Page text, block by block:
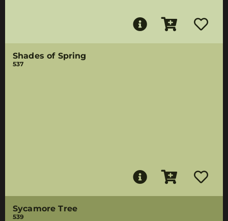
Shades of Spring
537
Sycamore Tree
539